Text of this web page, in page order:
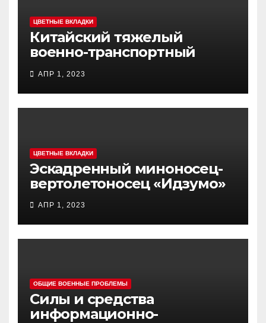
ЦВЕТНЫЕ ВКЛАДКИ
Китайский тяжелый
военно-транспортный
самолет (BTC) Y-20
(«ЮНЬ-20») «Куньпин»
АПР 1, 2023
ЦВЕТНЫЕ ВКЛАДКИ
Эскадренный миноносец-
вертолетоносец «Идзумо»
АПР 1, 2023
ОБЩИЕ ВОЕННЫЕ ПРОБЛЕМЫ
Силы и средства
информационно-